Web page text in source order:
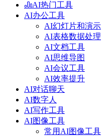
AI热门工具
AI办公工具
AI幻灯片和演示
AI表格数据处理
AI文档工具
AI思维导图
AI会议工具
AI效率提升
AI对话聊天
AI数字人
AI写作工具
AI图像工具
常用AI图像工具